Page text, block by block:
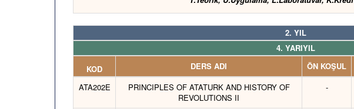
2. YIL
4. YARIYIL
KOD
DERS ADI ÖN KOŞUL
ATA202E
PRINCIPLES OF ATATURK AND HISTORY OF
REVOLUTIONS II
-